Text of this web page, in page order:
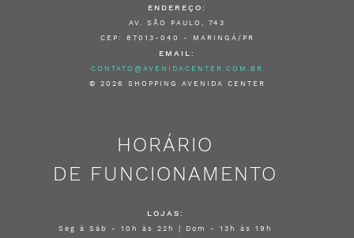
ENDEREÇO:
AV. SÃO PAULO, 743
CEP: 87013-040 - MARINGÁ/PR
EMAIL:
CONTATO@AVENIDACENTER.COM.BR
© 2026 SHOPPING AVENIDA CENTER
HORÁRIO
DE FUNCIONAMENTO
LOJAS:
Seg à Sáb - 10h às 22h | Dom - 13h às 19h